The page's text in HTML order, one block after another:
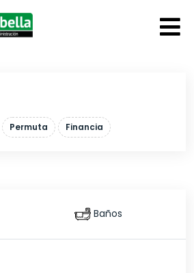
Permuta Financia
Baños